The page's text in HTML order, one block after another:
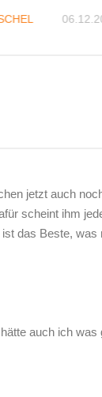
jetzt auch
scheint ihm
das Beste,
auch ich